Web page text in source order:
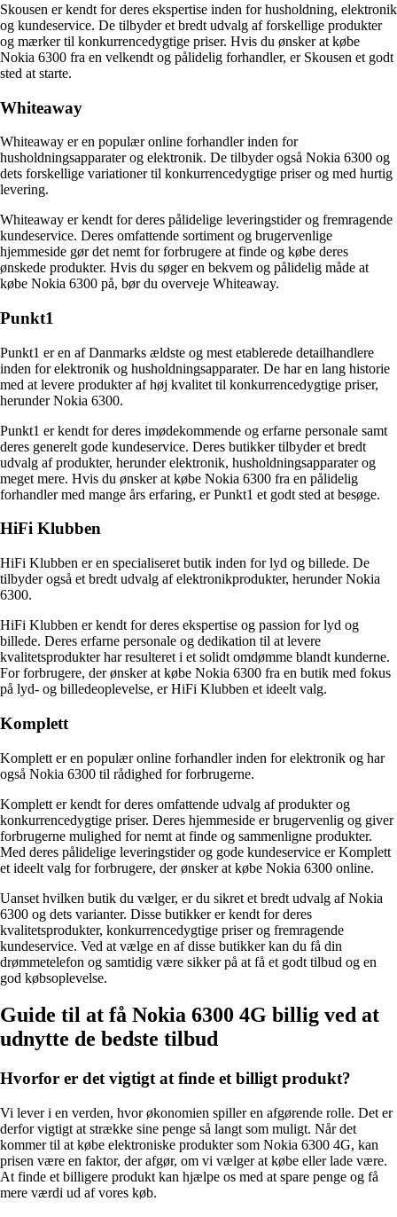
Skousen er kendt for deres ekspertise inden for husholdning, elektronik
og kundeservice. De tilbyder et bredt udvalg af forskellige produkter
og mærker til konkurrencedygtige priser. Hvis du ønsker at købe
Nokia 6300 fra en velkendt og pålidelig forhandler, er Skousen et godt
sted at starte.
Whiteaway
Whiteaway er en populær online forhandler inden for
husholdningsapparater og elektronik. De tilbyder også Nokia 6300 og
dets forskellige variationer til konkurrencedygtige priser og med hurtig
levering.
Whiteaway er kendt for deres pålidelige leveringstider og fremragende
kundeservice. Deres omfattende sortiment og brugervenlige
hjemmeside gør det nemt for forbrugere at finde og købe deres
ønskede produkter. Hvis du søger en bekvem og pålidelig måde at
købe Nokia 6300 på, bør du overveje Whiteaway.
Punkt1
Punkt1 er en af Danmarks ældste og mest etablerede detailhandlere
inden for elektronik og husholdningsapparater. De har en lang historie
med at levere produkter af høj kvalitet til konkurrencedygtige priser,
herunder Nokia 6300.
Punkt1 er kendt for deres imødekommende og erfarne personale samt
deres generelt gode kundeservice. Deres butikker tilbyder et bredt
udvalg af produkter, herunder elektronik, husholdningsapparater og
meget mere. Hvis du ønsker at købe Nokia 6300 fra en pålidelig
forhandler med mange års erfaring, er Punkt1 et godt sted at besøge.
HiFi Klubben
HiFi Klubben er en specialiseret butik inden for lyd og billede. De
tilbyder også et bredt udvalg af elektronikprodukter, herunder Nokia
6300.
HiFi Klubben er kendt for deres ekspertise og passion for lyd og
billede. Deres erfarne personale og dedikation til at levere
kvalitetsprodukter har resulteret i et solidt omdømme blandt kunderne.
For forbrugere, der ønsker at købe Nokia 6300 fra en butik med fokus
på lyd- og billedeoplevelse, er HiFi Klubben et ideelt valg.
Komplett
Komplett er en populær online forhandler inden for elektronik og har
også Nokia 6300 til rådighed for forbrugerne.
Komplett er kendt for deres omfattende udvalg af produkter og
konkurrencedygtige priser. Deres hjemmeside er brugervenlig og giver
forbrugerne mulighed for nemt at finde og sammenligne produkter.
Med deres pålidelige leveringstider og gode kundeservice er Komplett
et ideelt valg for forbrugere, der ønsker at købe Nokia 6300 online.
Uanset hvilken butik du vælger, er du sikret et bredt udvalg af Nokia
6300 og dets varianter. Disse butikker er kendt for deres
kvalitetsprodukter, konkurrencedygtige priser og fremragende
kundeservice. Ved at vælge en af ​​disse butikker kan du få din
drømmetelefon og samtidig være sikker på at få et godt tilbud og en
god købsoplevelse.
Guide til at få Nokia 6300 4G billig ved at
udnytte de bedste tilbud
Hvorfor er det vigtigt at finde et billigt produkt?
Vi lever i en verden, hvor økonomien spiller en afgørende rolle. Det er
derfor vigtigt at strække sine penge så langt som muligt. Når det
kommer til at købe elektroniske produkter som Nokia 6300 4G, kan
prisen være en faktor, der afgør, om vi vælger at købe eller lade være.
At finde et billigere produkt kan hjælpe os med at spare penge og få
mere værdi ud af vores køb.